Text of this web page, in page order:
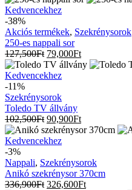
250-
es
nappali
sor
Kedvencekhez
-38%
Akciós termékek, Szekrénysorok
250-es nappali sor
127,500Ft 79,000Ft
Toledo
TV
állvány
Kedvencekhez
-11%
Szekrénysorok
Toledo TV állvány
102,500Ft 90,900Ft
Anikó
szekrénysor
370cm
Kedvencekhez
-3%
Nappali, Szekrénysorok
Anikó szekrénysor 370cm
336,900Ft 326,600Ft